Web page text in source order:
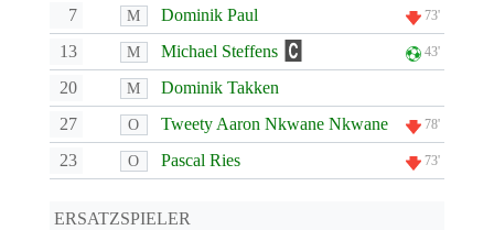
7
M Dominik Paul 73'
13 M Michael Steffens 43'
20 M
Dominik Takken
27
O Tweety Aaron Nkwane Nkwane 78'
23 O Pascal Ries 73'
ERSATZSPIELER